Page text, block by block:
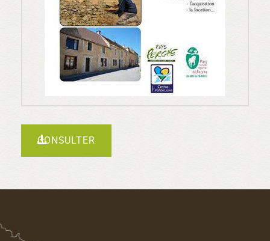
CONSULTER